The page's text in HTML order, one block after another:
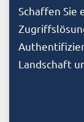
Schaffen Sie
Landschaft